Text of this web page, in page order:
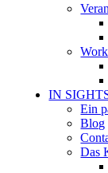
IN
Ein
Blog
Das